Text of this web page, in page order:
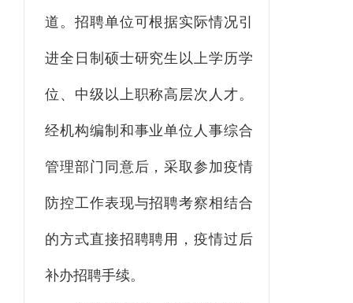
道。招聘单位可根据实际情况引
进全日制硕士研究生以上学历学
位、中级以上职称高层次人才。
经机构编制和事业单位人事综合
管理部门同意后，采取参加疫情
防控工作表现与招聘考察相结合
的方式直接招聘聘用，疫情过后
补办招聘手续。